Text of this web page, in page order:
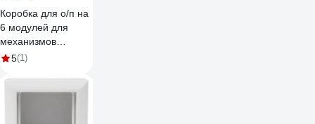
Коробка для о/п на
6 модулей для
механизмов
45х45мм, белая
5(1)